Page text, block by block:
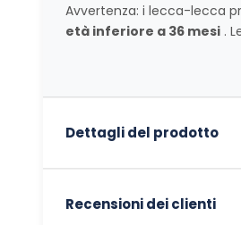
Avvertenza: i lecca-lecca
età inferiore a 36 mesi.
Dettagli del prodotto
Recensioni dei clienti